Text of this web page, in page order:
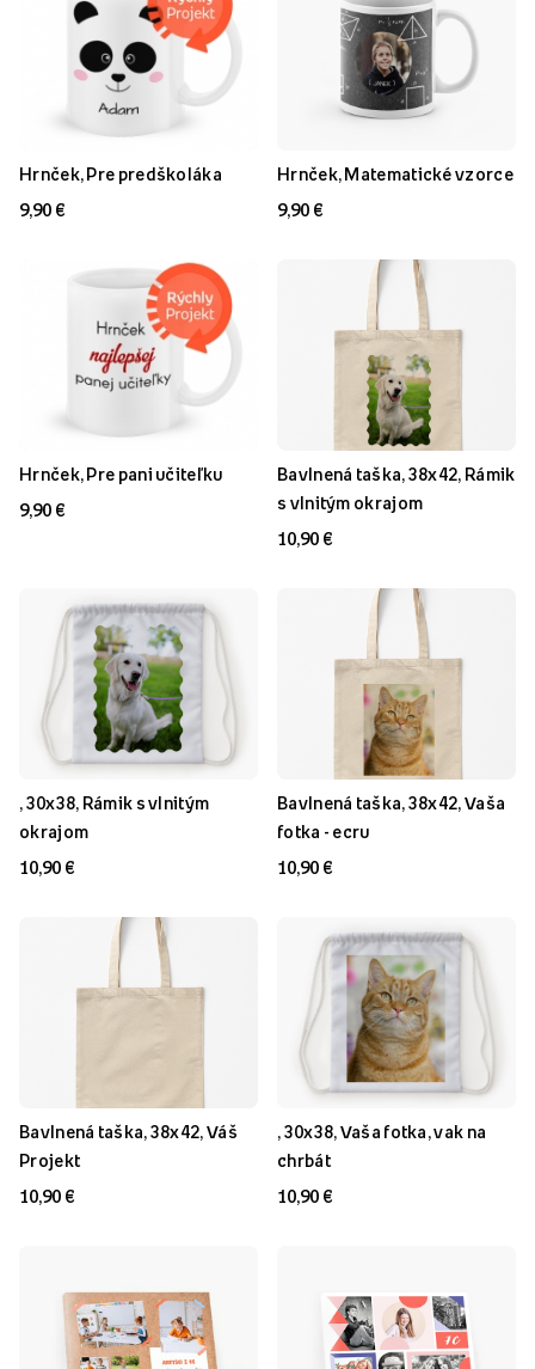
Hrnček, Pre predškoláka
9,90 €
Hrnček, Matematické vzorce
9,90 €
Hrnček, Pre pani učiteľku
9,90 €
Bavlnená taška, 38x42, Rámik
s vlnitým okrajom
10,90 €
, 30x38, Rámik s vlnitým
okrajom
10,90 €
Bavlnená taška, 38x42, Vaša
fotka - ecru
10,90 €
Bavlnená taška, 38x42, Váš
Projekt
10,90 €
, 30x38, Vaša fotka, vak na
chrbát
10,90 €